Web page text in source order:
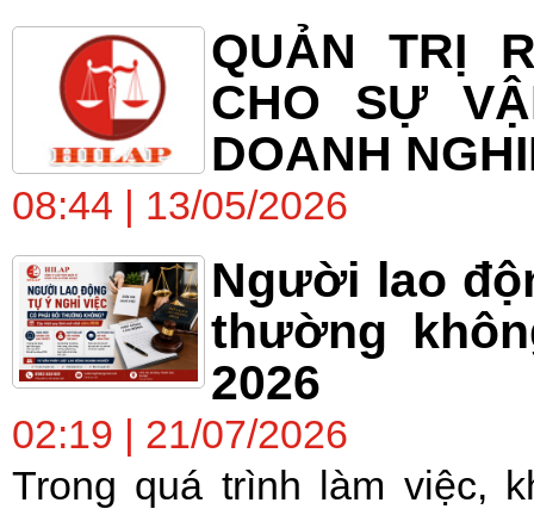
QUẢN TRỊ
CHO SỰ
DOANH
08:44 | 13/05/2026
Người lao
thường
2026
02:19 | 21/07/2026
Trong quá trình làm việc,